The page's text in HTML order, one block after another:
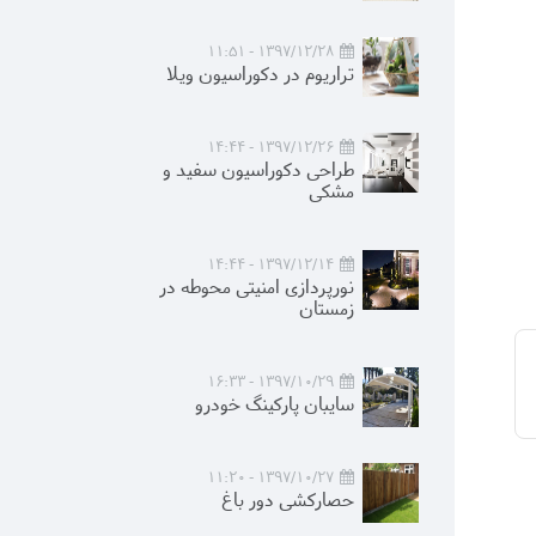
1397/12/28 - 11:51
تراریوم در دکوراسیون ویلا
1397/12/26 - 14:44
طراحی دکوراسیون سفید و
مشکی
1397/12/14 - 14:44
نورپردازی امنیتی محوطه در
زمستان
1397/10/29 - 16:33
سایبان پارکینگ خودرو
1397/10/27 - 11:20
حصارکشی دور باغ